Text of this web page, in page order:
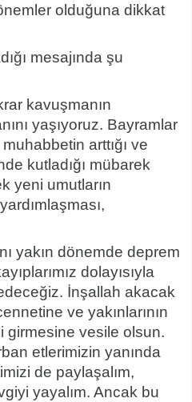
olduğuna dikkat
mesajında şu
kavuşmanın
yaşıyoruz. Bayramlar
arttığı ve
kutladığı mübarek
yeni umutların
yakın dönemde deprem
dolayısıyla
İnşallah akacak
ve yakınlarının
girmesine vesile olsun.
etlerimizin yanında
de paylaşalım,
yayalım. Ancak bu